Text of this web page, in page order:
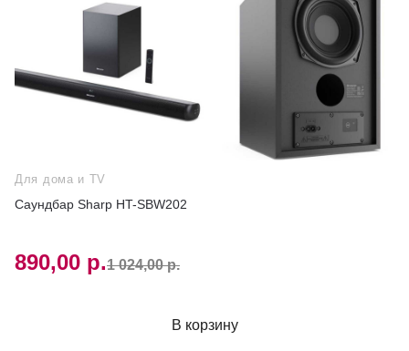
Для дома и TV
Саундбар Sharp HT-SBW202
1 024,00 р.
890,00 р.
В корзину